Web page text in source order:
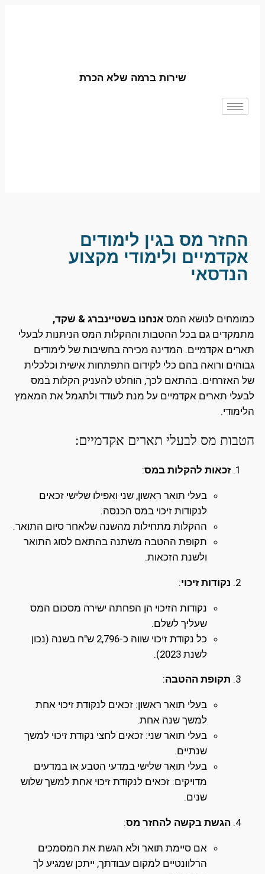
שירות ברמה שלא הכרת
החזר מס בגין לימודים
אקדמיים ולימודי מקצוע
הנדסאי
כמומחים לנושא המס אנחנו בשטיינברג & שקד,
מתמקדים גם בכל ההטבות וההקלות המס הניתנות לבעלי
תארים אקדמיים. המדינה מכירה בחשיבות של לימודים
גבוהים ורואה בהם כלי לקידום התפתחות אישית וכלכלית
של האזרחים. בהתאם לכך, הוחלט להעניק הקלות במס
לבעלי תארים אקדמיים על מנת לעודד ולתגמל את המאמץ
הלימודי.
הטבות מס לבעלי תארים אקדמיים:
זכאות להקלות במס:
בעלי תואר ראשון, שני ואפילו שלישי זכאים
לנקודות זיכוי במס הכנסה.
ההקלות מתחילות מהשנה שלאחר סיום התואר.
תקופת ההטבה משתנה בהתאם לסוג התואר
ולשנת הזכאות.
נקודות זיכוי:
נקודות הזיכוי הן הפחתה ישירה מסכום המס
שעליך לשלם.
כל נקודת זיכוי שווה כ-2,796 ש"ח בשנה (נכון
לשנת 2023).
תקופת ההטבה:
בעלי תואר ראשון: זכאים לנקודת זיכוי אחת
למשך שנה אחת.
בעלי תואר שני: זכאים לחצי נקודת זיכוי למשך
שנתיים.
בעלי תואר שלישי במדעי הטבע או במדעים
מדויקים: זכאים לנקודת זיכוי אחת למשך שלוש
שנים.
הגשת בקשה להחזר מס:
אם סיימת תואר ולא הגשת את המסמכים
הרלוונטיים למקום עבודתך, ייתכן שמגיע לך